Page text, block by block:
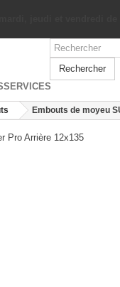
Rechercher
SERVICES
Embouts de moyeu